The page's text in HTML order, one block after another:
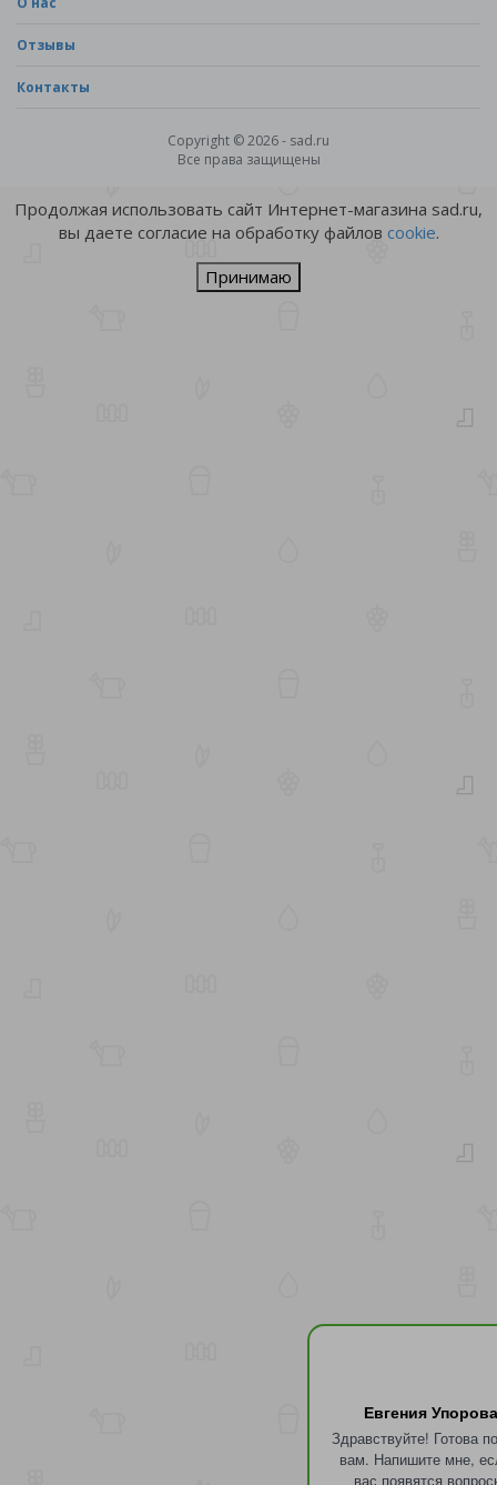
Евгения Упорова
Здравствуйте! Готова
вам. Напишите мне,
вас появятся
Отзывы
Контакты
Copyright © 2026 - sad.ru
Все права защищены
Продолжая использовать сайт Интернет-магазина sad.ru,
вы даете согласие на обработку файлов cookie.
Принимаю